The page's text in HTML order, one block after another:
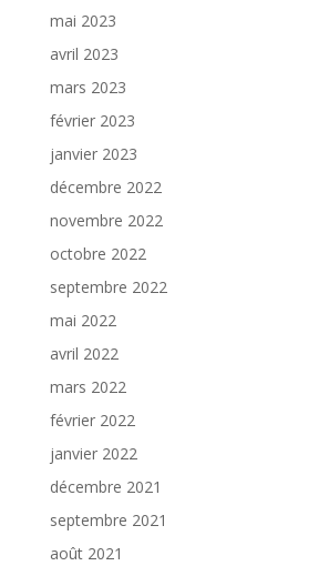
mai 2023
avril 2023
mars 2023
février 2023
janvier 2023
décembre 2022
novembre 2022
octobre 2022
septembre 2022
mai 2022
avril 2022
mars 2022
février 2022
janvier 2022
décembre 2021
septembre 2021
août 2021